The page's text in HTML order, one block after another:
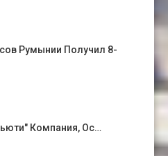
Румынии Получил 8-
Компания, Ос…